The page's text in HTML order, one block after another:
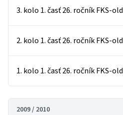
3. kolo 1. časť 26. ročník FKS-old
2. kolo 1. časť 26. ročník FKS-old
1. kolo 1. časť 26. ročník FKS-old
2009 / 2010